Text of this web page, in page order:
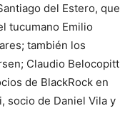
del Estero, que
tucumano Emilio
también los
Claudio Belocopitt
de BlackRock en
socio de Daniel Vila y